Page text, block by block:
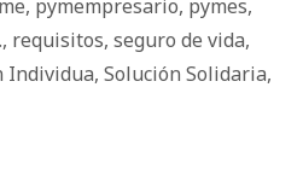
, pymempresario, pymes,
, requisitos, seguro de vida,
Individua, Solución Solidaria,